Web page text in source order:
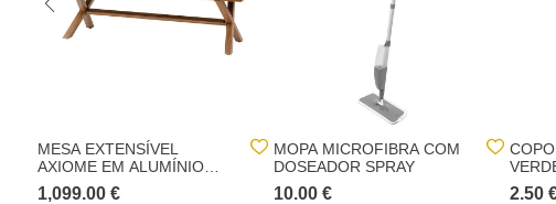
MESA EXTENSÍVEL
AXIOME EM ALUMÍNIO
250-330CM
1,099.00 €
MOPA MICROFIBRA COM
DOSEADOR SPRAY
10.00 € 2.50